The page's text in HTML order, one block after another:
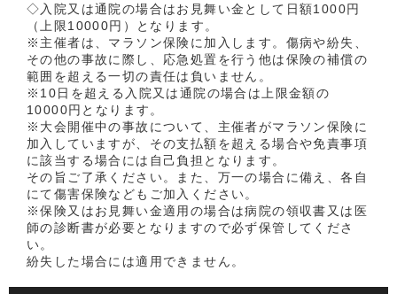
◇入院又は通院の場合はお見舞い金として日額1000円
（上限10000円）となります。
※主催者は、マラソン保険に加入します。傷病や紛失、
その他の事故に際し、応急処置を行う他は保険の補償の
範囲を超える一切の責任は負いません。
※10日を超える入院又は通院の場合は上限金額の
10000円となります。
※大会開催中の事故について、主催者がマラソン保険に
加入していますが、その支払額を超える場合や免責事項
に該当する場合には自己負担となります。
その旨ご了承ください。また、万一の場合に備え、各自
にて傷害保険などもご加入ください。
※保険又はお見舞い金適用の場合は病院の領収書又は医
師の診断書が必要となりますので必ず保管してくださ
い。
紛失した場合には適用できません。